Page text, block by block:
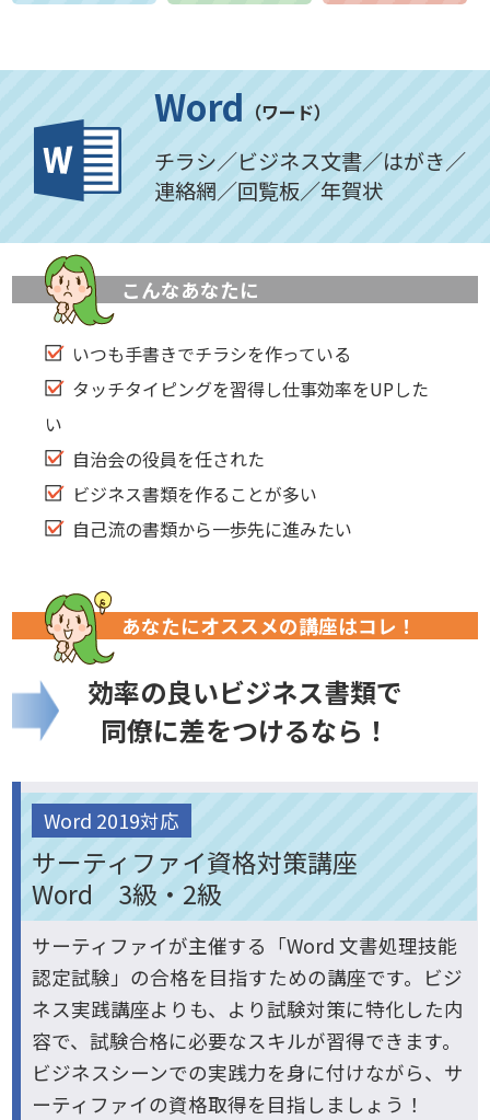
Word （ワード）
チラシ／ビジネス文書／はがき／
連絡網／回覧板／年賀状
こんなあなたに
いつも手書きでチラシを作っている
タッチタイピングを習得し仕事効率をUPした
い
自治会の役員を任された
ビジネス書類を作ることが多い
自己流の書類から一歩先に進みたい
あなたにオススメの講座はコレ！
効率の良いビジネス書類で
同僚に差をつけるなら！
Word 2019対応
サーティファイ資格対策講座
Word 3級・2級
サーティファイが主催する「Word 文書処理技能
認定試験」の合格を目指すための講座です。ビジ
ネス実践講座よりも、より試験対策に特化した内
容で、試験合格に必要なスキルが習得できます。
ビジネスシーンでの実践力を身に付けながら、サ
ーティファイの資格取得を目指しましょう！